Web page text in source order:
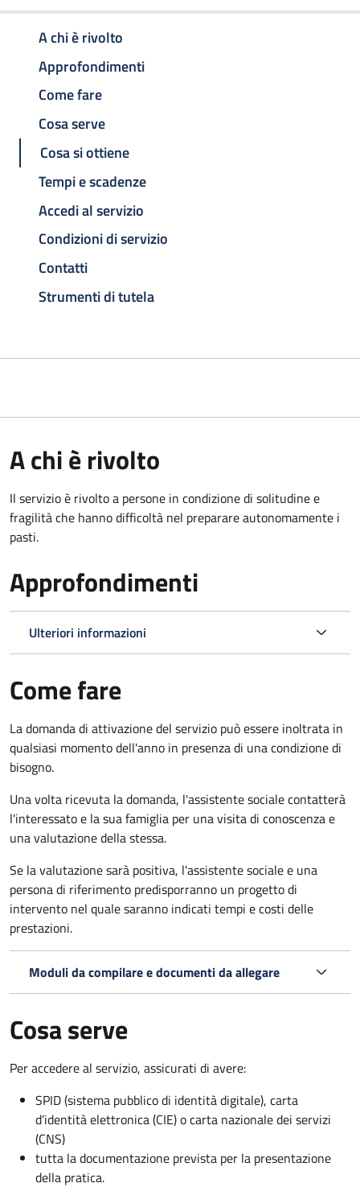
A chi è rivolto
Approfondimenti
Come fare
Cosa serve
Cosa si ottiene
Tempi e scadenze
Accedi al servizio
Condizioni di servizio
Contatti
Strumenti di tutela
A chi è rivolto
Il servizio è rivolto a persone in condizione di solitudine e
fragilità che hanno difficoltà nel preparare autonomamente i
pasti.
Approfondimenti
Ulteriori informazioni
Come fare
La domanda di attivazione del servizio può essere inoltrata in
qualsiasi momento dell'anno in presenza di una condizione di
bisogno.
Una volta ricevuta la domanda, l'assistente sociale contatterà
l'interessato e la sua famiglia per una visita di conoscenza e
una valutazione della stessa.
Se la valutazione sarà positiva, l'assistente sociale e una
persona di riferimento predisporranno un progetto di
intervento nel quale saranno indicati tempi e costi delle
prestazioni.
Moduli da compilare e documenti da allegare
Cosa serve
Per accedere al servizio, assicurati di avere:
SPID (sistema pubblico di identità digitale), carta
d’identità elettronica (CIE) o carta nazionale dei servizi
(CNS)
tutta la documentazione prevista per la presentazione
della pratica.